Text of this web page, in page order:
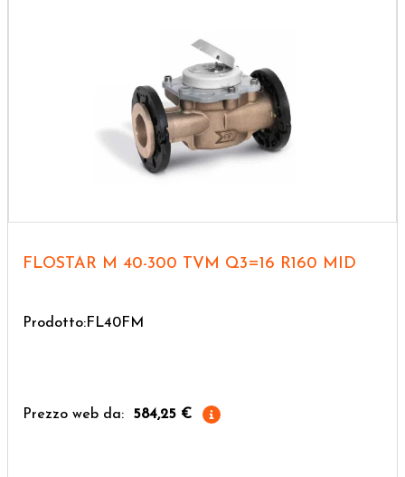
FLOSTAR M 40-300 TVM Q3=16 R160 MID
Prodotto:FL40FM
Prezzo web da: 584,25 €